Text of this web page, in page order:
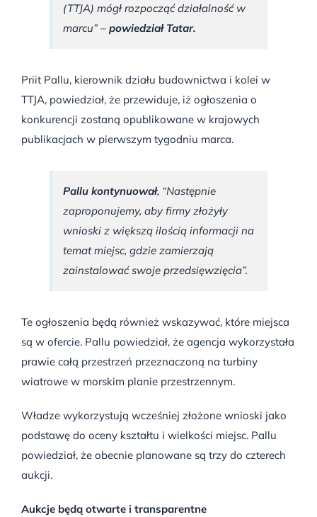
(TTJA) mógł rozpocząć działalność w
marcu” – powiedział Tatar.
Priit Pallu, kierownik działu budownictwa i kolei w
TTJA, powiedział, że przewiduje, iż ogłoszenia o
konkurencji zostaną opublikowane w krajowych
publikacjach w pierwszym tygodniu marca.
Pallu kontynuował, “Następnie
zaproponujemy, aby firmy złożyły
wnioski z większą ilością informacji na
temat miejsc, gdzie zamierzają
zainstalować swoje przedsięwzięcia”.
Te ogłoszenia będą również wskazywać, które miejsca
są w ofercie. Pallu powiedział, że agencja wykorzystała
prawie całą przestrzeń przeznaczoną na turbiny
wiatrowe w morskim planie przestrzennym.
Władze wykorzystują wcześniej złożone wnioski jako
podstawę do oceny kształtu i wielkości miejsc. Pallu
powiedział, że obecnie planowane są trzy do czterech
aukcji.
Aukcje będą otwarte i transparentne